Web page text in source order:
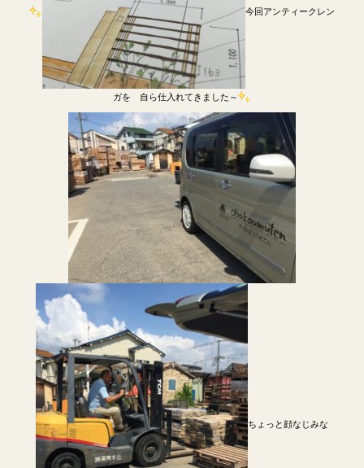
今回アンティークレン
ガを 自ら仕入れてきました～
ちょっと顔なじみな